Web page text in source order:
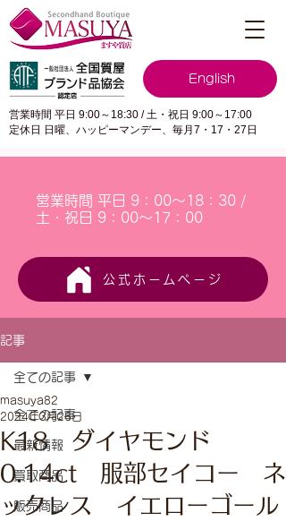
English
営業時間 平日 9:00～18:30 / 土・祝日 9:00～17:00
定休日 日曜、ハッピーマンデー、毎月7・17・27日
営業時間 平日 9：00～18：30 /
土・祝日 9：00～17：00
公式ホームページ
記事
全ての記事
最新情報
買取商品
販売商品
全ての記事
K18 ダイヤモンド
0.14ct 服部セイコー ネ
ックレス イエローゴール
masuya82
2024年3月26日